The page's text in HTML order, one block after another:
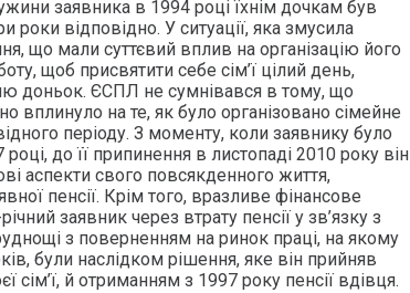
заявника в 1994 році їхнім дочкам був
роки відповідно. У ситуації, яка змусила
що мали суттєвий вплив на організацію його
щоб присвятити себе сім’ї цілий день,
доньок. ЄСПЛ не сумнівався в тому, що
вплинуло на те, як було організовано сімейне
періоду. З моменту, коли заявнику було
до її припинення в листопаді 2010 року він
аспекти свого повсякденного життя,
пенсії. Крім того, вразливе фінансове
заявник через втрату пенсії у зв’язку з
з поверненням на ринок праці, на якому
були наслідком рішення, яке він прийняв
сім’ї, й отриманням з 1997 року пенсії вдівця.